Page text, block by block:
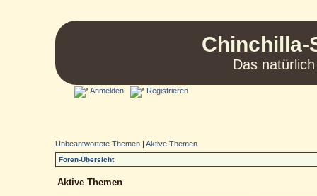
Chinchilla-
Das
Anmelden Registrieren
Unbeantwortete Themen |Aktive Themen
Foren-Übersicht
Aktive Themen